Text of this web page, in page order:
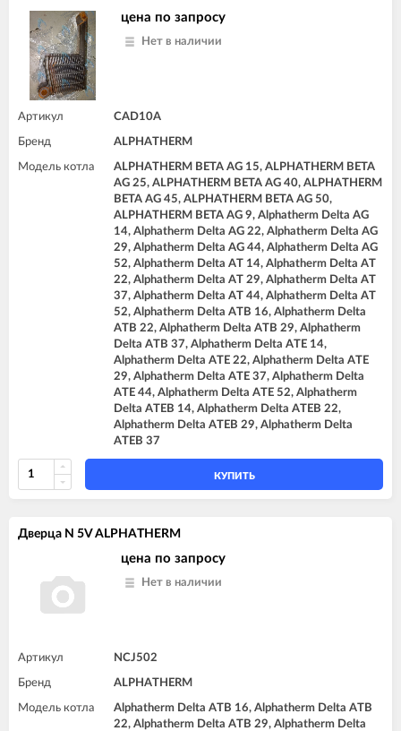
цена по запросу
Нет в наличии
Артикул CAD10A
Бренд ALPHATHERM
Модель котла
ALPHATHERM BETA AG 15, ALPHATHERM BETA
AG 25, ALPHATHERM BETA AG 40, ALPHATHERM
BETA AG 45, ALPHATHERM BETA AG 50,
ALPHATHERM BETA AG 9, Alphatherm Delta AG
14, Alphatherm Delta AG 22, Alphatherm Delta AG
29, Alphatherm Delta AG 44, Alphatherm Delta AG
52, Alphatherm Delta AT 14, Alphatherm Delta AT
22, Alphatherm Delta AT 29, Alphatherm Delta AT
37, Alphatherm Delta AT 44, Alphatherm Delta AT
52, Alphatherm Delta ATB 16, Alphatherm Delta
ATB 22, Alphatherm Delta ATB 29, Alphatherm
Delta ATB 37, Alphatherm Delta ATE 14,
Alphatherm Delta ATE 22, Alphatherm Delta ATE
29, Alphatherm Delta ATE 37, Alphatherm Delta
ATE 44, Alphatherm Delta ATE 52, Alphatherm
Delta ATEB 14, Alphatherm Delta ATEB 22,
Alphatherm Delta ATEB 29, Alphatherm Delta
ATEB 37
КУПИТЬ
Дверца N 5V ALPHATHERM
цена по запросу
Нет в наличии
Артикул NCJ502
Бренд ALPHATHERM
Модель котла
Alphatherm Delta ATB 16, Alphatherm Delta ATB
22, Alphatherm Delta ATB 29, Alphatherm Delta